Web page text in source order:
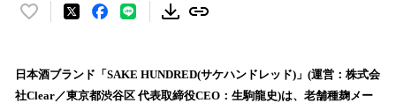
い
！
数
日本酒ブランド「SAKE HUNDRED(サケハンドレッド)」(運営：株式会
社Clear／東京都渋谷区 代表取締役CEO：生駒龍史)は、老舗種麹メー